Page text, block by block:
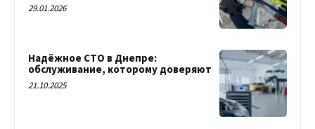
29.01.2026
Надёжное СТО в Днепре:
обслуживание, которому доверяют
21.10.2025